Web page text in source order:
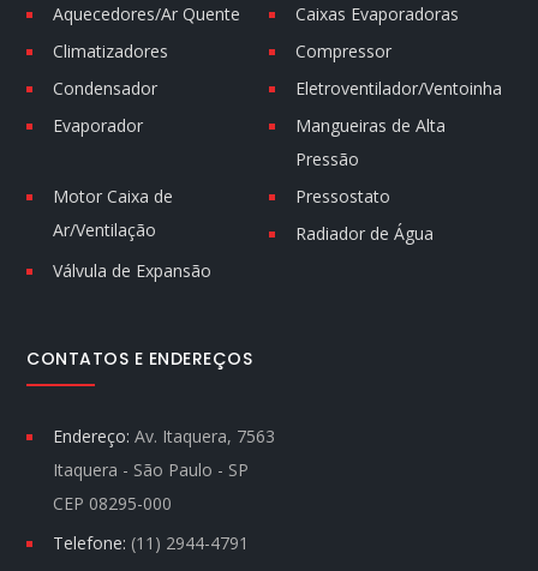
Aquecedores/Ar Quente
Caixas Evaporadoras
Climatizadores
Compressor
Condensador
Eletroventilador/Ventoinha
Evaporador
Mangueiras de Alta
Pressão
Motor Caixa de
Ar/Ventilação
Pressostato
Radiador de Água
Válvula de Expansão
CONTATOS E ENDEREÇOS
Endereço: Av. Itaquera, 7563
Itaquera - São Paulo - SP
CEP 08295-000
Telefone: (11) 2944-4791